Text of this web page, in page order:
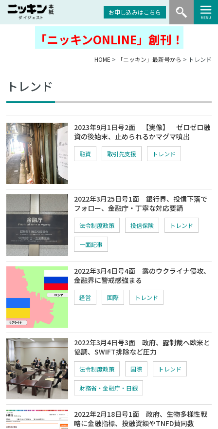
お申し込みはこちら
「ニッキンONLINE」創刊！
HOME > 「ニッキン」最新号から > トレンド
トレンド
2023年9月1日号2面 【実像】 ゼロゼロ融
資の後始末、止められるかマグマ噴出
融資 取引先支援 トレンド
2022年3月25日号1面 銀行界、投信下落で
フォロー、金融庁・丁寧な対応要請
法令制度政策 投信保険 トレンド
一面記事
2022年3月4日号4面 露のウクライナ侵攻、
金融界に警戒感強まる
経営 国際 トレンド
2022年3月4日号3面 政府、露制裁へ欧米と
協調、SWIFT排除など圧力
法令制度政策 国際 トレンド
財務省・金融庁・日銀
2022年2月18日号1面 政府、生物多様性戦
略に金融指標、投融資額やTNFD賛同数